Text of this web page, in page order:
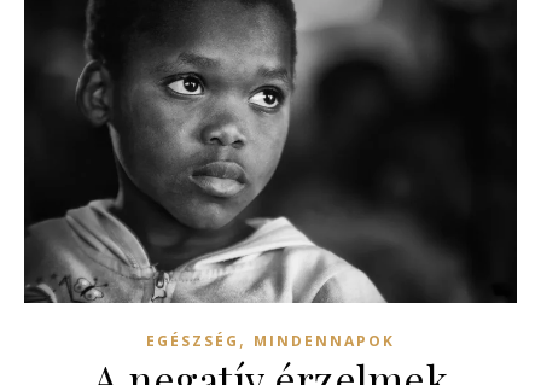
EGÉSZSÉG , MINDENNAPOK